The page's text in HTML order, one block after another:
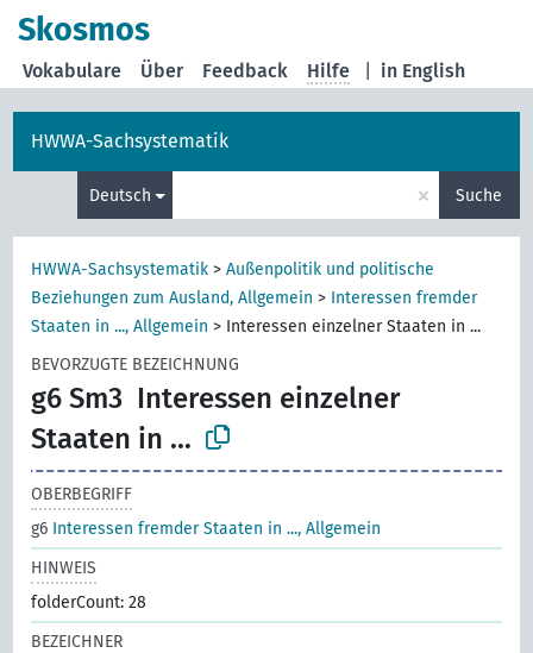
Skosmos
in English
Vokabulare Über Feedback Hilfe
HWWA-Sachsystematik
Deutsch × Suche
HWWA-Sachsystematik >Außenpolitik und politische
Beziehungen zum Ausland, Allgemein > Interessen fremder
Staaten in ..., Allgemein > Interessen einzelner Staaten in ...
BEVORZUGTE BEZEICHNUNG
g6 Sm3 Interessen einzelner
Staaten in ...
OBERBEGRIFF
g6 Interessen fremder Staaten in ..., Allgemein
HINWEIS
folderCount: 28
BEZEICHNER